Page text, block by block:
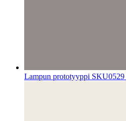
Lampun prototyyppi SKU0529